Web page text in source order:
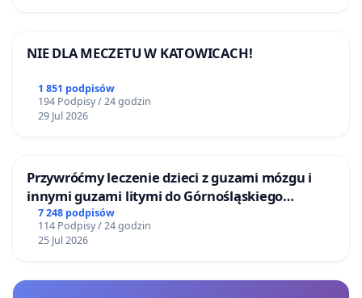
NIE DLA MECZETU W KATOWICACH!
1 851 podpisów
194 Podpisy / 24 godzin
29 Jul 2026
Przywróćmy leczenie dzieci z guzami mózgu i
innymi guzami litymi do Górnośląskiego
Centrum Zdrowia Dziecka w Katowicach
7 248 podpisów
114 Podpisy / 24 godzin
25 Jul 2026